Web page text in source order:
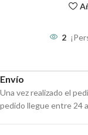
2
Envío
Una vez realizado el
pedido llegue entre 24